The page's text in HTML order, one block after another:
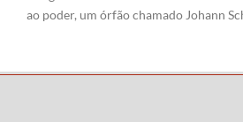
ao poder, um órfão chamado Johann
sobreviver - e triunfar - num mundo